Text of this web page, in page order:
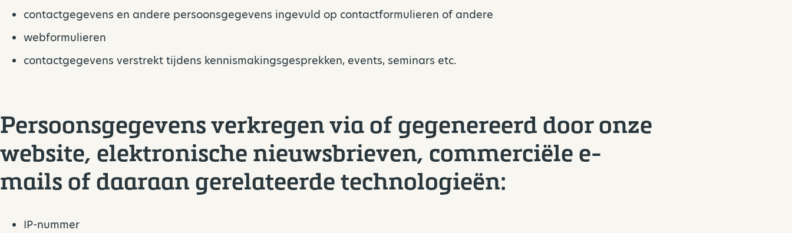
contactgegevens en andere persoonsgegevens ingevuld op contactformulieren of andere
webformulieren
contactgegevens verstrekt tijdens kennismakingsgesprekken, events, seminars etc.
Persoonsgegevens verkregen via of gegenereerd door onze
website, elektronische nieuwsbrieven, commerciële e-
mails of daaraan gerelateerde technologieën:
IP-nummer